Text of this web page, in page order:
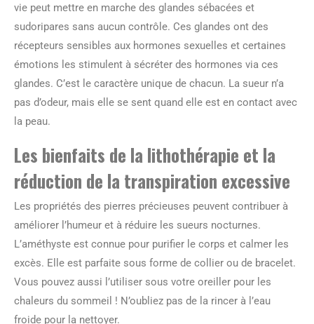
vie peut mettre en marche des glandes sébacées et
sudoripares sans aucun contrôle. Ces glandes ont des
récepteurs sensibles aux hormones sexuelles et certaines
émotions les stimulent à sécréter des hormones via ces
glandes. C’est le caractère unique de chacun. La sueur n’a
pas d’odeur, mais elle se sent quand elle est en contact avec
la peau.
Les bienfaits de la lithothérapie et la
réduction de la transpiration excessive
Les propriétés des pierres précieuses peuvent contribuer à
améliorer l’humeur et à réduire les sueurs nocturnes.
L’améthyste est connue pour purifier le corps et calmer les
excès. Elle est parfaite sous forme de collier ou de bracelet.
Vous pouvez aussi l’utiliser sous votre oreiller pour les
chaleurs du sommeil ! N’oubliez pas de la rincer à l’eau
froide pour la nettoyer.